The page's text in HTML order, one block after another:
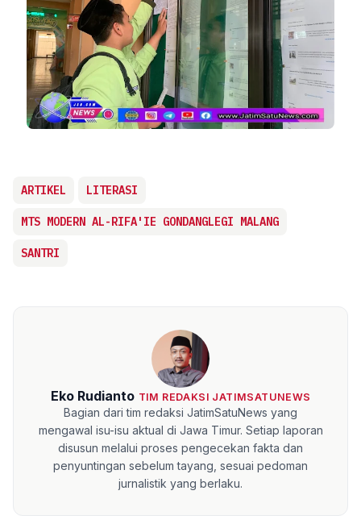
ARTIKEL LITERASI
MTS MODERN AL-RIFA'IE GONDANGLEGI MALANG
SANTRI
Eko Rudianto TIM REDAKSI JATIMSATUNEWS
Bagian dari tim redaksi JatimSatuNews yang
mengawal isu-isu aktual di Jawa Timur. Setiap laporan
disusun melalui proses pengecekan fakta dan
penyuntingan sebelum tayang, sesuai pedoman
jurnalistik yang berlaku.